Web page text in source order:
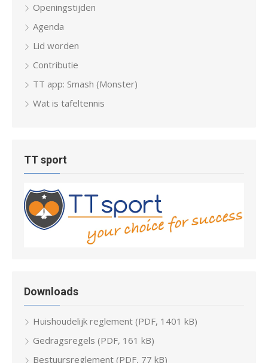
Openingstijden
Agenda
Lid worden
Contributie
TT app: Smash (Monster)
Wat is tafeltennis
TT sport
Downloads
Huishoudelijk reglement (PDF, 1401 kB)
Gedragsregels (PDF, 161 kB)
Bestuursreglement (PDF, 77 kB)